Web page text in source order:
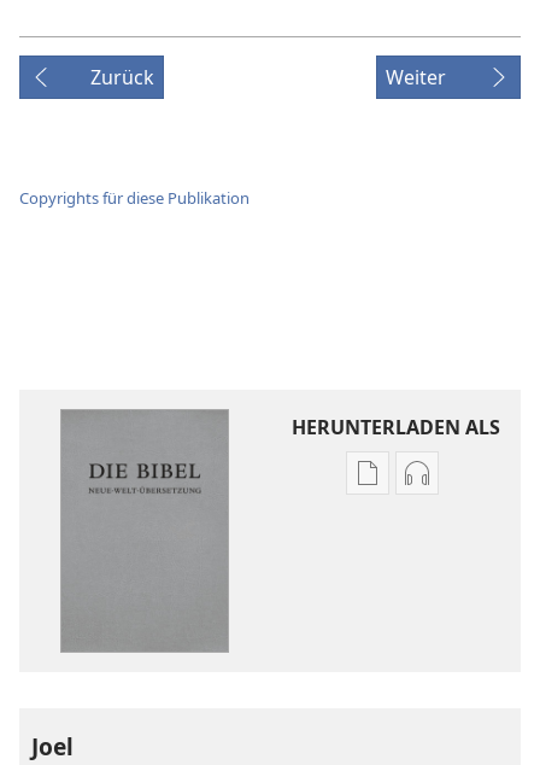
Zurück Weiter
Copyrights für diese Publikation
HERUNTERLADEN ALS
Joel